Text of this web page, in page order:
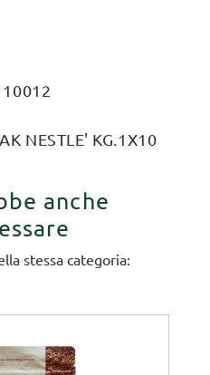
NESTLE' KG.1X10
anche
stessa categoria: